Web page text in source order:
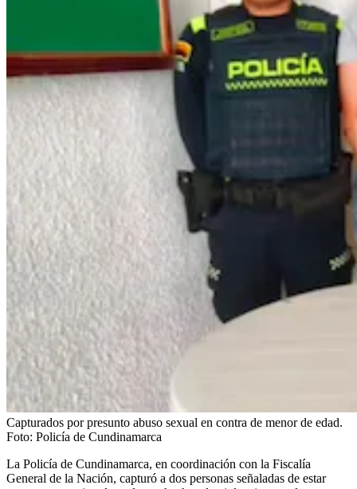
Capturados por presunto abuso sexual en contra de menor de edad.
Foto: Policía de Cundinamarca
La Policía de Cundinamarca, en coordinación con la Fiscalía
General de la Nación, capturó a dos personas señaladas de estar